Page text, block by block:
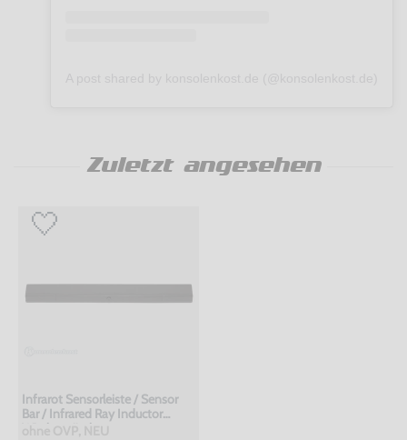
Zuletzt angesehen
Infrarot Sensorleiste / Sensor
Bar / Infrared Ray Inductor
Wireless #schwarz